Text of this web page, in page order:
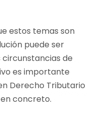
estos temas son
puede ser
de
es importante
Derecho Tributario
concreto.